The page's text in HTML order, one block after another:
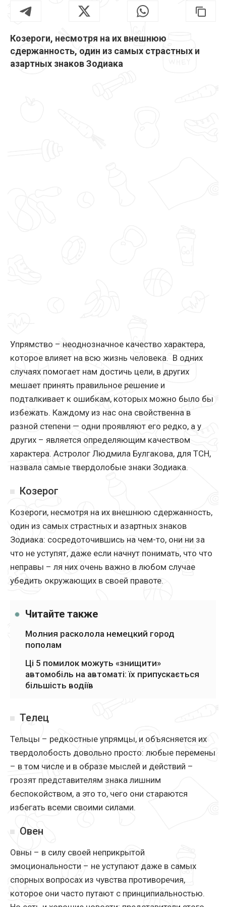
Козероги, несмотря на их внешнюю
сдержанность, один из самых страстных и
азартных знаков Зодиака
Упрямство – неоднозначное качество характера,
которое влияет на всю жизнь человека. В одних
случаях помогает нам достичь цели, в других
мешает принять правильное решение и
подталкивает к ошибкам, которых можно было бы
избежать. Каждому из нас она свойственна в
разной степени — одни проявляют его редко, а у
других – является определяющим качеством
характера. Астролог Людмила Булгакова, для ТСН,
назвала самые твердолобые знаки Зодиака.
Козерог
Козероги, несмотря на их внешнюю сдержанность,
один из самых страстных и азартных знаков
Зодиака: сосредоточившись на чем-то, они ни за
что не уступят, даже если начнут понимать, что что
неправы – ля них очень важно в любом случае
убедить окружающих в своей правоте.
Читайте также
Молния расколола немецкий город
пополам
Ці 5 помилок можуть «знищити»
автомобіль на автоматі: їх припускається
більшість водіїв
Телец
Тельцы – редкостные упрямцы, и объясняется их
твердолобость довольно просто: любые перемены
– в том числе и в образе мыслей и действий –
грозят представителям знака лишним
беспокойством, а это то, чего они стараются
избегать всеми своими силами.
Овен
Овны – в силу своей неприкрытой
эмоциональности – не уступают даже в самых
спорных вопросах из чувства противоречия,
которое они часто путают с принципиальностью.